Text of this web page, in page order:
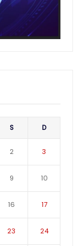
S D
2 3
9 10
16 17
23 24